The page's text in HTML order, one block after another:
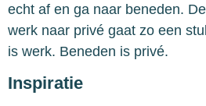
echt af en ga naar beneden.
werk naar privé gaat zo een
is werk. Beneden is privé.
Inspiratie